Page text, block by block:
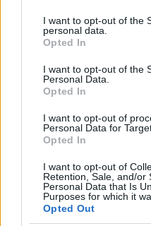
not limited to your visit or
grant or deny consent to
use your data for below
consent section.
I want to opt-out of the
personal data.
Opted In
I want to opt-out of the
Personal Data.
Opted In
I want to opt-out of
Personal Data for
Opted In
I want to opt-out of
Retention, Sale, and/or
Personal Data that Is
Purposes for which it
Opted Out
150 g füstölt bacon
2 tk petrezselyem
1-2 csipet őrölt
1 citrom héja
1 fej savanyú káposzta